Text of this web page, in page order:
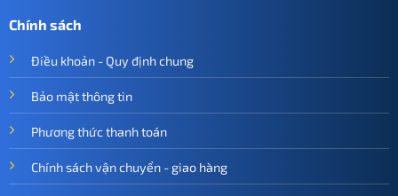
Chính sách
Điều khoản - Quy định chung
Bảo mật thông tin
Phương thức thanh toán
Chính sách vận chuyển - giao hàng